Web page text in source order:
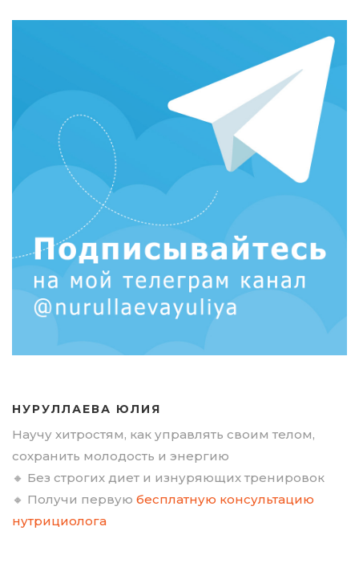
НУРУЛЛАЕВА ЮЛИЯ
Научу хитростям, как управлять своим телом,
сохранить молодость и энергию
🔸 Без строгих диет и изнуряющих тренировок
🔸 Получи первую бесплатную консультацию
нутрициолога